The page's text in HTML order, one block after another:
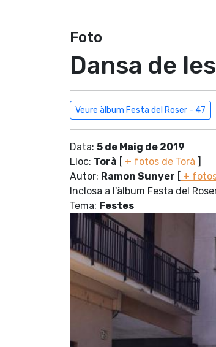
Foto
Dansa de
Veure àlbum Festa del Roser - 47
Data: 5 de Maig de 2019
Lloc: Torà [ + fotos de Torà ]
Autor: Ramon Sunyer [ +
Inclosa a l'àlbum Festa del
Tema: Festes